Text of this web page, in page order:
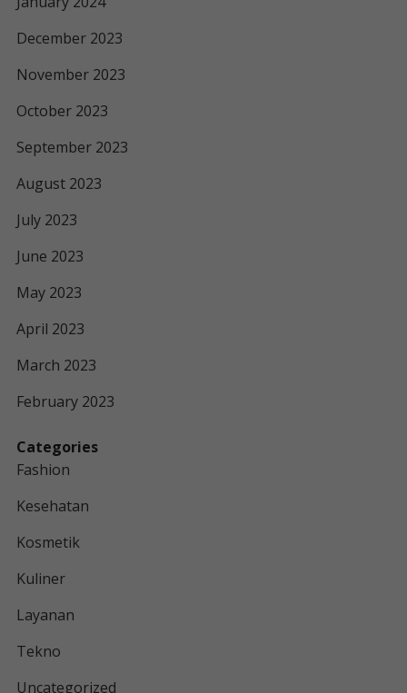
December 2023
November 2023
October 2023
September 2023
August 2023
July 2023
June 2023
May 2023
April 2023
March 2023
February 2023
Categories
Fashion
Kesehatan
Kosmetik
Kuliner
Layanan
Tekno
Uncategorized